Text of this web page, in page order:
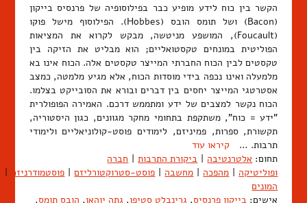
הקשר בין כוח לידע מופיע כבר בפילוסופיה של פרנסיס בייקון
(Bacon) ושל תומס הובס (Hobbes). הפילוסוף מישל פוקו
(Foucault), המושפע מניטשה, מבקש לקרוא את המציאות
הפוליטית במונחים טקסטואליים; הוא מבליט את הזיקה בין
טקסטים לבין הכוח החברתי המייצר טקסטים אלה. הכוח אינו בא
מלמעלה ואינו נכפה בידי מוסדות הכוח, אלא מגיע מלמטה, כמצב
אסטרטגי המייצר יחסים בין דברים ובורא את הסובייקט בצלמו.
הכוח נקשר למצבים של ידע ומתממש דרכם. האמירה הפופולרית
"ידע = כוח", משתקפת בתחומי מחקר מגוונים, כגון היסטוריה,
תקשורת, ספרות, פמיניזם, לימודים פוסט-קולוניאליים ולימודי
תרבות. … קיראו עוד
תחום: אלטרנטיבה | ביקורת התרבות | חברה
ופוליטיקה | מהפכה | מחשבה | פוסט-סטרוקטורליזם | פוסטמודרניזם |
המונים
אישים: בייקון פרנסיס, גרינבלט סטיפן, גתה יוהאן, הובס תומס,